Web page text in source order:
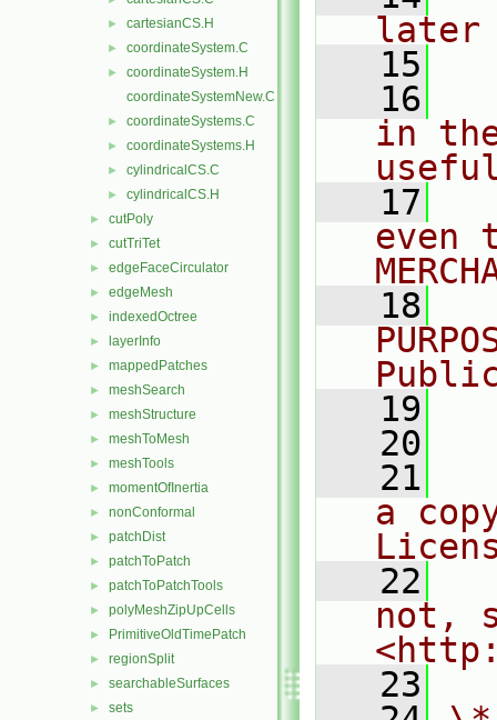
► cartesianCS.H
► coordinateSystem.C
►
coordinateSystem.H
coordinateSystemNew.C
► coordinateSystems.C
► coordinateSystems.H
► cylindricalCS.C
► cylindricalCS.H
► cutPoly
► cutTriTet
► edgeFaceCirculator
► edgeMesh
► indexedOctree
► layerInfo
► mappedPatches
► meshSearch
► meshStructure
► meshToMesh
► meshTools
► momentOfInertia
► nonConformal
► patchDist
► patchToPatch
► patchToPatchTools
► polyMeshZipUpCells
► PrimitiveOldTimePatch
► regionSplit
► searchableSurfaces
► sets
later
   15
   16
in
   17
even
   18
   19
   20
   21
a
   22
not,
   23